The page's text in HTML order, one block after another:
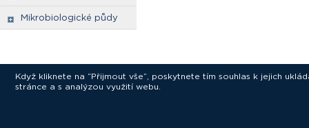
Mikrobiologické půdy
Když kliknete na “Přijmout vše”, poskytnete tím souhlas k jejich
stránce a s analýzou využití webu.